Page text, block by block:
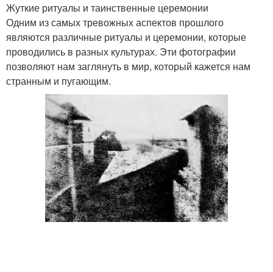
Жуткие ритуалы и таинственные церемонии
Одним из самых тревожных аспектов прошлого
являются различные ритуалы и церемонии, которые
проводились в разных культурах. Эти фотографии
позволяют нам заглянуть в мир, который кажется нам
странным и пугающим.